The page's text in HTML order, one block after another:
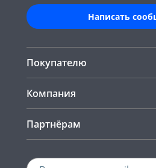
Написать
Покупателю
Компания
Партнёрам